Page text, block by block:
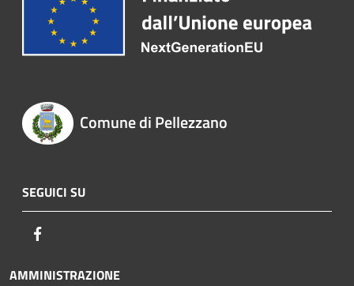
Comune di Pellezzano
SEGUICI SU
AMMINISTRAZIONE